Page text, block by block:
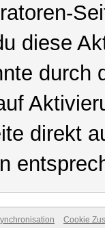
diese
durch
direkt
Cookie